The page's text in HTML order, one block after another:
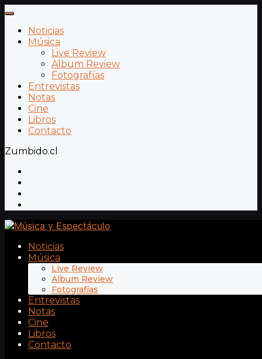
Noticias
Música
Live Review
Album Review
Fotografías
Entrevistas
Notas
Cine
Libros
Contacto
Zumbido.cl
Noticias
Música
Live Review
Album Review
Fotografías
Entrevistas
Notas
Cine
Libros
Contacto